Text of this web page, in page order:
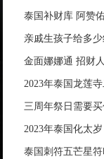
泰国补财库 阿赞
亲戚生孩子给多
金面娜娜通 招财
2023年泰国龙莲
2566年
三周年祭日需要
2023年泰国化太
泰国刺符五芒星